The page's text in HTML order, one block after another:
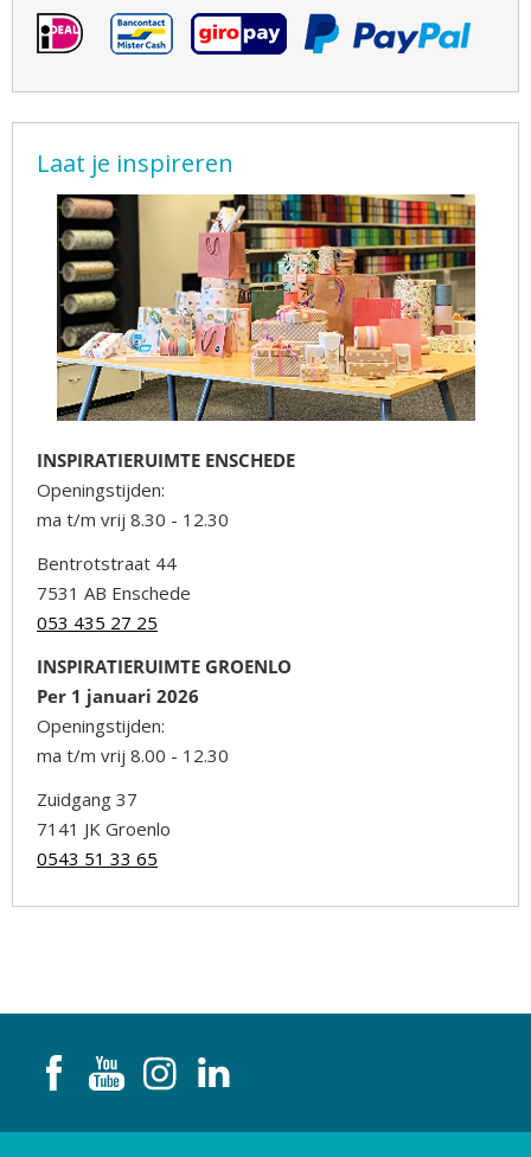
Laat je inspireren
INSPIRATIERUIMTE ENSCHEDE
Openingstijden:
ma t/m vrij 8.30 - 12.30
Bentrotstraat 44
7531 AB Enschede
053 435 27 25
INSPIRATIERUIMTE GROENLO
Per 1 januari 2026
Openingstijden:
ma t/m vrij 8.00 - 12.30
Zuidgang 37
7141 JK Groenlo
0543 51 33 65